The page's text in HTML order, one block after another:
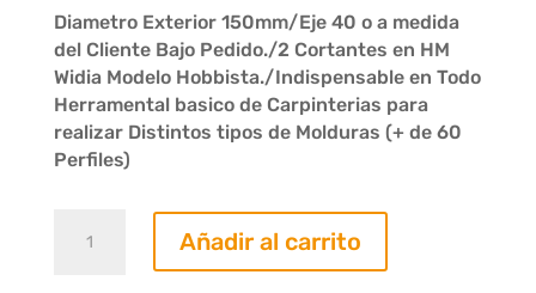
Diametro Exterior 150mm/Eje 40 o a medida
del Cliente Bajo Pedido./2 Cortantes en HM
Widia Modelo Hobbista./Indispensable en Todo
Herramental basico de Carpinterias para
realizar Distintos tipos de Molduras (+ de 60
Perfiles)
Multimoldura
Añadir al carrito